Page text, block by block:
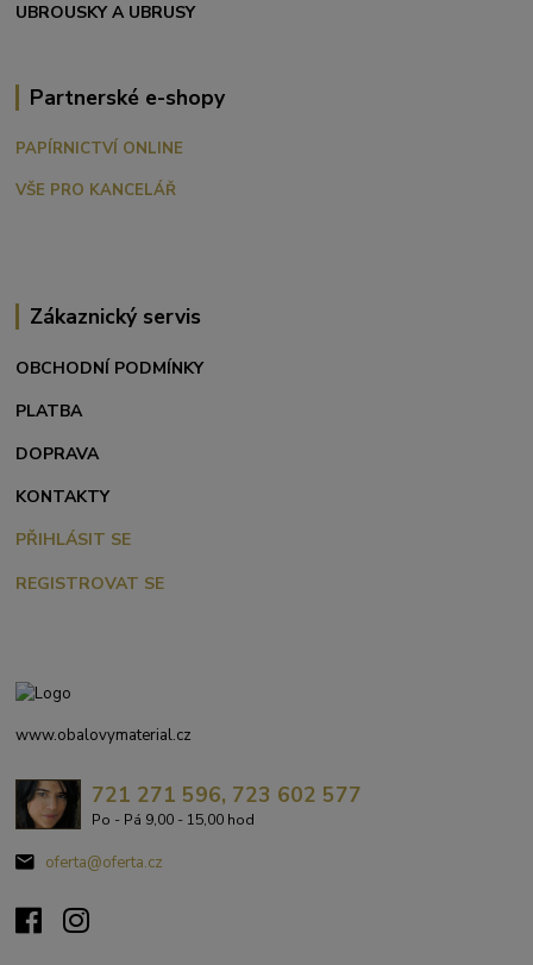
UBROUSKY A UBRUSY
Partnerské e-shopy
PAPÍRNICTVÍ ONLINE
VŠE PRO KANCELÁŘ
Zákaznický servis
OBCHODNÍ PODMÍNKY
PLATBA
DOPRAVA
KONTAKTY
PŘIHLÁSIT SE
REGISTROVAT SE
www.obalovymaterial.cz
721 271 596, 723 602 577
Po - Pá 9,00 - 15,00 hod
oferta@oferta.cz